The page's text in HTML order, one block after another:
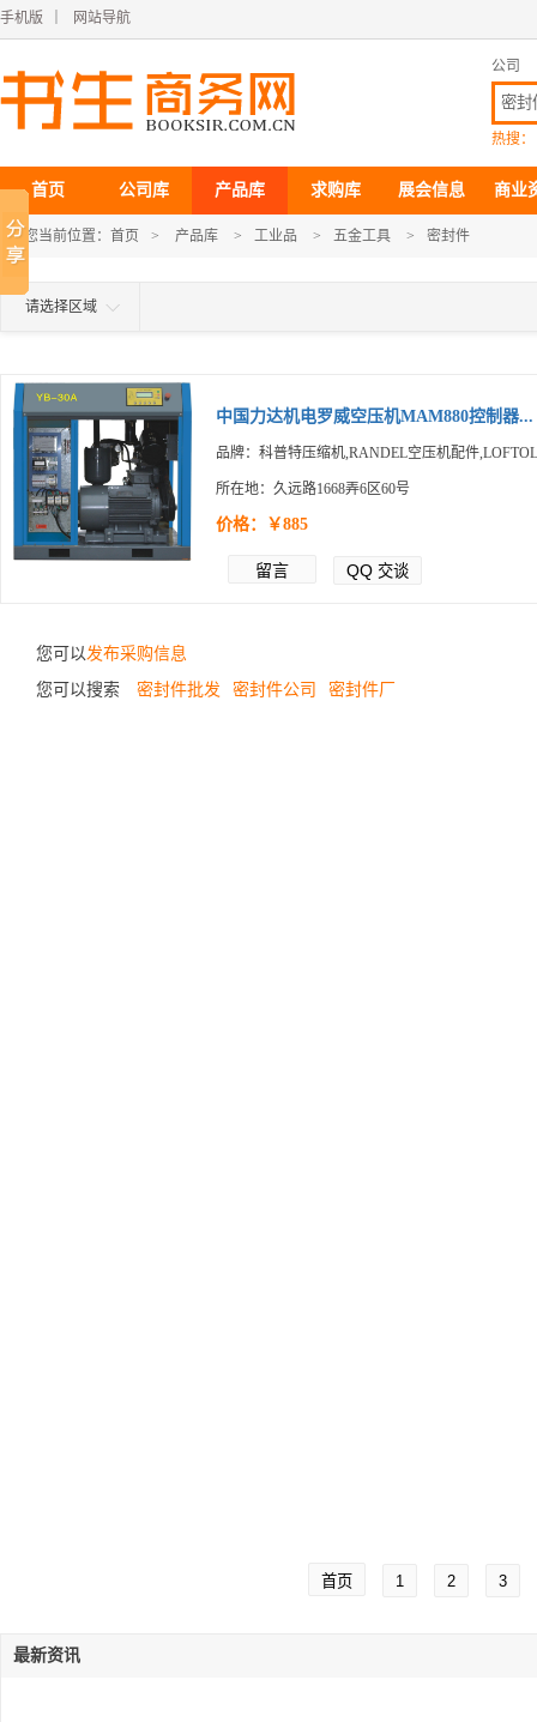
手机版 网站导航
公司
热搜：
首页 公司库 产品库 求购库 展会信息 商业
您当前位置： 首页 > 产品库 > 工业品 > 五金工具 > 密封件
请选择区域
中国力达机电罗威空压机MAM880控制器...
品牌：科普特压缩机,RANDEL空压机配件
所在地：久远路1668弄6区60号
价格：￥885
留言 QQ 交谈
您可以发布采购信息
您可以搜索
密封件批发 密封件公司 密封件厂
首页 1 2 3
最新资讯